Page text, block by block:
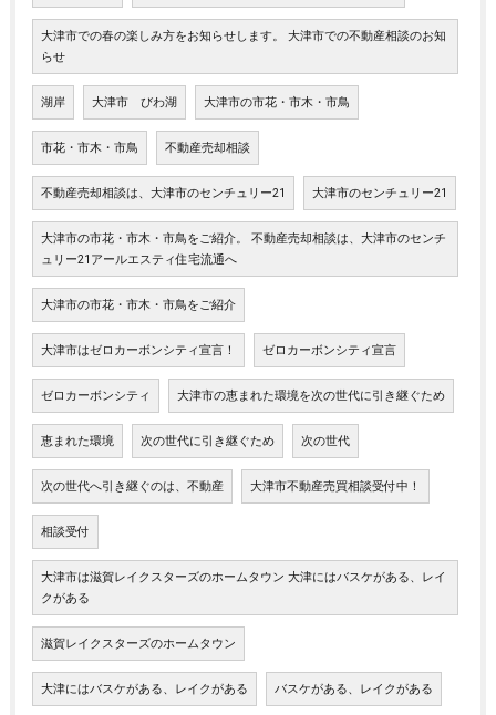
大津市での春の楽しみ方をお知らせします。 大津市での不動産相談のお知
らせ
湖岸 大津市 びわ湖 大津市の市花・市木・市鳥
市花・市木・市鳥 不動産売却相談
不動産売却相談は、大津市のセンチュリー21 大津市のセンチュリー21
大津市の市花・市木・市鳥をご紹介。 不動産売却相談は、大津市のセンチ
ュリー21アールエスティ住宅流通へ
大津市の市花・市木・市鳥をご紹介
大津市はゼロカーボンシティ宣言！ ゼロカーボンシティ宣言
ゼロカーボンシティ 大津市の恵まれた環境を次の世代に引き継ぐため
恵まれた環境 次の世代に引き継ぐため 次の世代
次の世代へ引き継ぐのは、不動産 大津市不動産売買相談受付中！
相談受付
大津市は滋賀レイクスターズのホームタウン 大津にはバスケがある、レイ
クがある
滋賀レイクスターズのホームタウン
大津にはバスケがある、レイクがある バスケがある、レイクがある